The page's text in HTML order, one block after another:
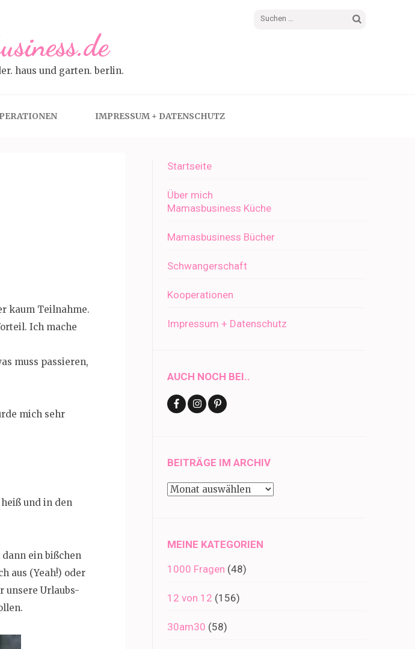
Suchen
haus und garten. berlin.
IMPRESSUM + DATENSCHUTZ
kaum Teilnahme.
Ich mache
muss passieren,
mich sehr
und in den
ein bißchen
aus (Yeah!) oder
unsere Urlaubs-
Startseite
Über mich
Mamasbusiness Küche
Mamasbusiness Bücher
Schwangerschaft
Kooperationen
Impressum + Datenschutz
AUCH NOCH BEI..
BEITRÄGE IM ARCHIV
Beiträge
MEINE KATEGORIEN
1000 Fragen (48)
12 von 12 (156)
30am30 (58)